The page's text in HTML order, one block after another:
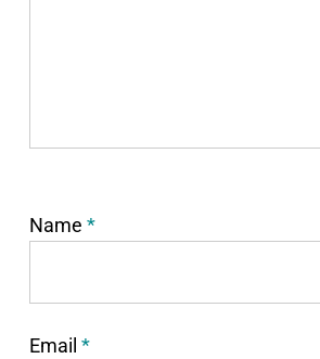
Name *
Email *